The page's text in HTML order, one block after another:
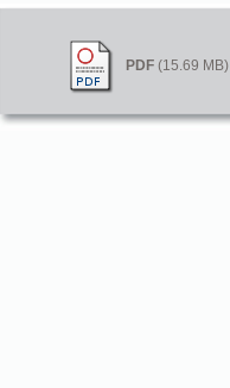
PDF (15.69 MB)